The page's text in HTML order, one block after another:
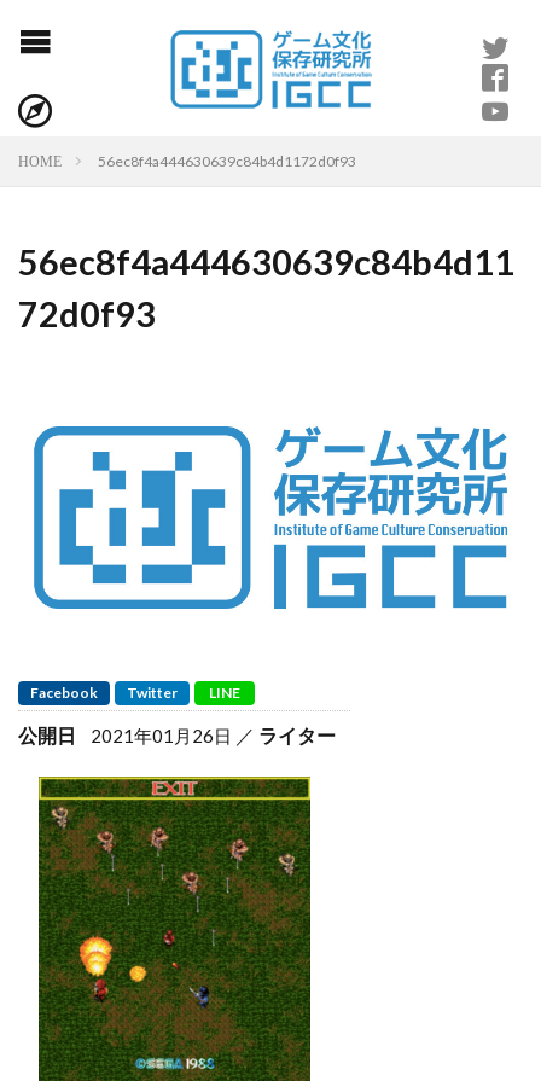
HOME 56ec8f4a444630639c84b4d1172d0f93
56ec8f4a444630639c84b4d11
72d0f93
Facebook Twitter LINE
公開日 2021年01月26日 ライター